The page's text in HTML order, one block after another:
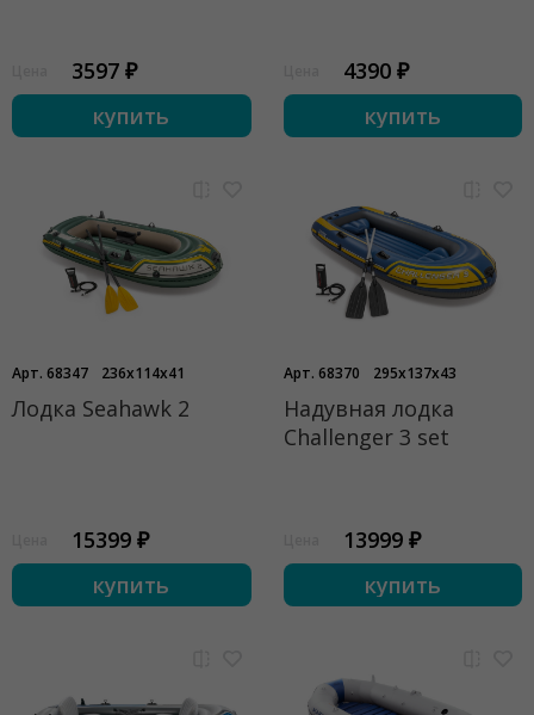
3597 ₽
купить
4390 ₽
купить
Арт. 68347 236x114x41
Лодка Seahawk 2
15399 ₽
купить
Арт. 68370 295x137x43
Надувная лодка
Challenger 3 set
13999 ₽
купить